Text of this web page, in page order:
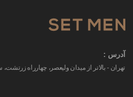
آدرس :
تهران - بالاتر از میدان ولیعصر، چهارراه